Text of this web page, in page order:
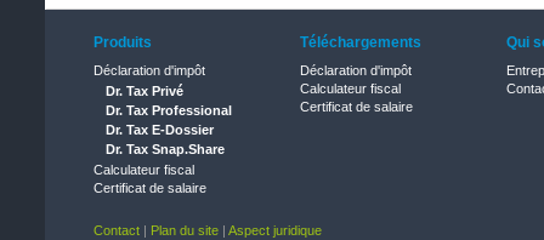
Produits
Déclaration d'impôt
Dr. Tax Privé
Dr. Tax Professional
Dr. Tax E-Dossier
Dr. Tax Snap.Share
Calculateur fiscal
Certificat de salaire
Téléchargements
Déclaration d'impôt
Calculateur fiscal
Certificat de salaire
Qui
Contact Plan du site Aspect juridique